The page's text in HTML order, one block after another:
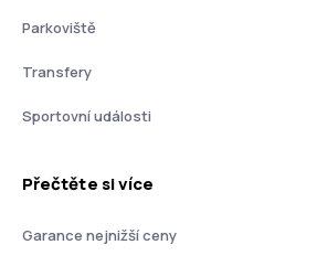
Parkoviště
Transfery
Sportovní události
Přečtěte si více
Garance nejnižší ceny